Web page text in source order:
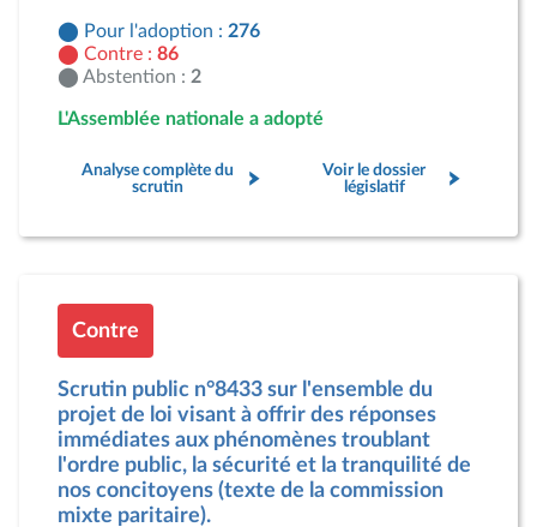
Pour l'adoption : 276
Contre : 86
Abstention : 2
L'Assemblée nationale a adopté
Analyse complète du
scrutin
Voir le dossier
législatif
Contre
Scrutin public n°8433 sur l'ensemble du
projet de loi visant à offrir des réponses
immédiates aux phénomènes troublant
l'ordre public, la sécurité et la tranquilité de
nos concitoyens (texte de la commission
mixte paritaire).